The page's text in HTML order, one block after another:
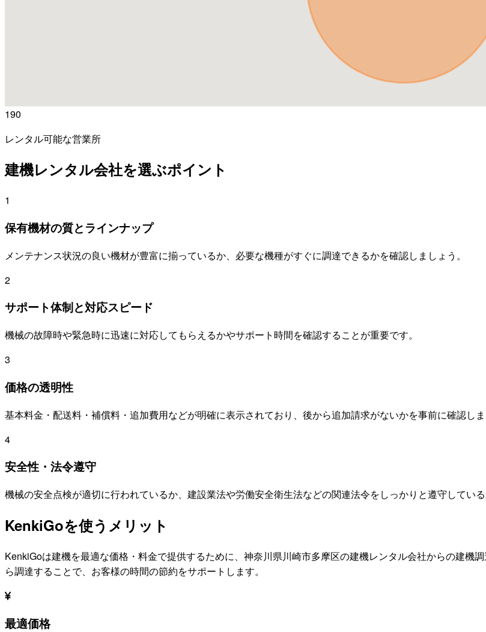
190
レンタル可能な営業所
建機レンタル会社を選ぶポイント
1
保有機材の質とラインナップ
メンテナンス状況の良い機材が豊富に揃っているか、必要な機種がすぐに調達できるかを確認しましょう。
2
サポート体制と対応スピード
機械の故障時や緊急時に迅速に対応してもらえるかやサポート時間を確認することが重要です。
3
価格の透明性
基本料金・配送料・補償料・追加費用などが明確に表示されており、後から追加請求がないかを事前に確認しま
4
安全性・法令遵守
機械の安全点検が適切に行われているか、建設業法や労働安全衛生法などの関連法令をしっかりと遵守している
KenkiGoを使うメリット
KenkiGoは建機を最適な価格・料金で提供するために、 神奈川県川崎市多摩区の建機レンタル会社からの建機
ら調達することで、お客様の時間の節約をサポートします。
最適価格